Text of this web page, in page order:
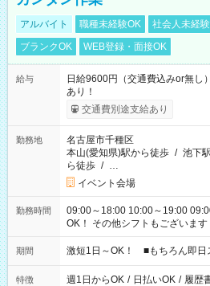
アルバイト 職種未経験OK 社会人未経
ブランクOK
WEB登録・面接OK
給与
日給9600円（交通費込みor
あり！
交通費別途支給あり
勤務地
名古屋市千種区
本山(愛知県)駅から徒歩 / 池下
ら徒歩 / …
イベント会場
勤務時間
09:00～18:00 10:00～19:00 09:00～13:00 …な
OK！ その他シフトもござい
期間 激短1日～OK！ ■もちろん即
特徴 週1日からOK / 日払いOK / 履歴